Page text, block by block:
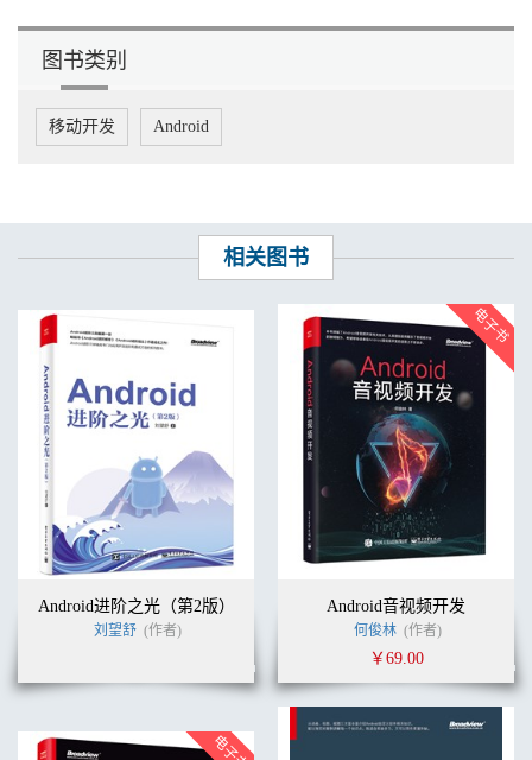
3.2.5 程序的执行：解释与编译 153
3.2.6 Dalvik上的垃圾回收 156
3.2.7 参考资料与推荐读物 159
3.3 Android Runtime（ART） 159
3.3.5 ART虚拟机的启动过程 169
3.3.8 JIT的回归 182
3.3.9 ART虚拟机的演进与配置 185
3.3.10 参考资料与推荐读物 186
第4章 用户界面改进 187
4.1 多窗口功能 187
4.1.1 概述 188
4.1.2 开发者相关 189
4.1.3 内部实现 191
4.1.4 参考资料与推荐读物 205
4.2 App Shortcuts 206
4.2.1 开发者API 206
第5章 系统界面改进 215
5.1 SystemUI整体介绍 215
5.1.2 SystemUI的初始化 216
5.1.4 参考资料与推荐读物 224
5.2 System Bar 224
图书类别
移动开发 Android
相关图书
Android进阶之光（第2版）
刘望舒 (作者)
Android音视频开发
何俊林 (作者)
￥69.00